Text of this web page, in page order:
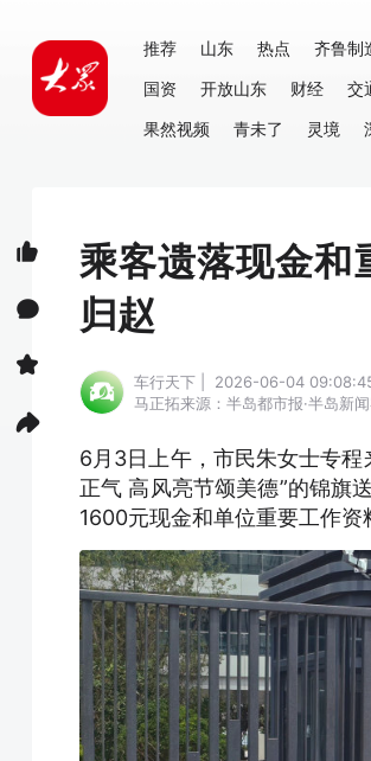
推荐 山东 热点 齐鲁制
国资
开放山东 财经 交
果然视频
青未了 灵境
乘客遗落现金和
归赵
车行天下 | 2026-06-04
马正拓来源：半岛都市报·半岛新
6月3日上午，市民朱女士专
正气 高风亮节颂美德”的锦旗
1600元现金和单位重要工作